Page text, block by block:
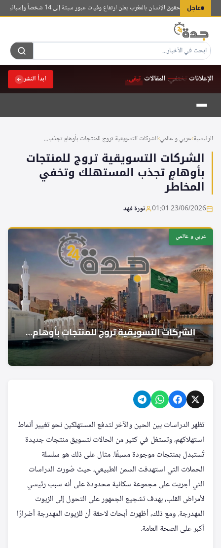
عاجل
الوطني لحقوق الإنسان بالمغرب يعلن ارتفاع وفيات عبور سبتة إلى 14 شخصاً وإسبانيا تسجل 80 حالة
الإعلانات تختفي.المقالات تبقى. ابدأ النشر
التجاوز
المحتوى
الرئيسية›عربي و عالمي›الشركات التسويقية تروج للمنتجات بأوهامٍ تجذب...
الشركات التسويقية تروج للمنتجات
بأوهامٍ تجذب المستهلك وتخفي
المخاطر
23/06/2026 01:01 نورة فهد
عربي و عالمي
تظهر الدراسات بين الحين والآخر لتدفع المستهلكين نحو تغيير أنماط
استهلاكهم، وتستغل في كثير من الحالات لتسويق منتجات جديدة
تُستبدل بمنتجات موجودة مسبقًا. مثال على ذلك هو سلسلة
الحملات التي استهدفت السمن الطبيعي، حيث صُورت الدراسات
التي أجريت على مجموعة سكانية محدودة على أنه سبب رئيسي
لأمراض القلب، بهدف تشجيع الجمهور على التحول إلى الزيوت
المهدرجة. ومع ذلك، أظهرت أبحاث لاحقة أن للزيوت المهدرجة أضرارًا
أكبر على الصحة العامة.